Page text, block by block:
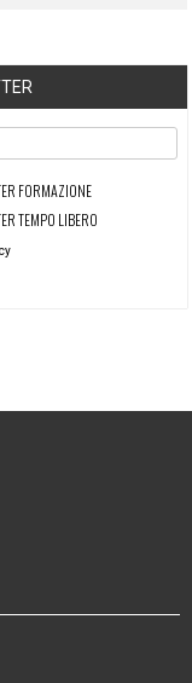
FORMAZIONE
TEMPO LIBERO